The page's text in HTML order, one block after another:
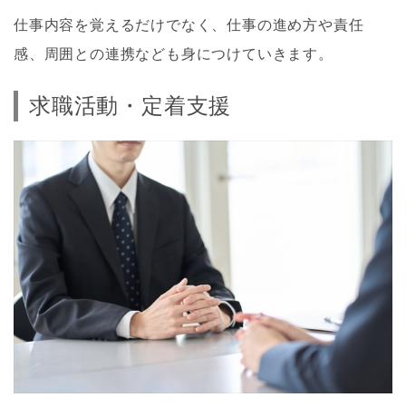
仕事内容を覚えるだけでなく、仕事の進め方や責任
感、周囲との連携なども身につけていきます。
求職活動・定着支援